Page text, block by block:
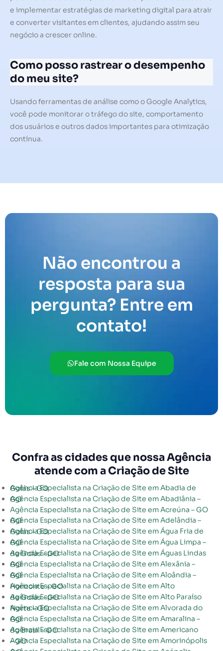
e implementar estratégias de marketing digital para atrair
e converter visitantes em clientes, ajudando assim seu
negócio a crescer online.
Como posso rastrear o desempenho
do meu site?
Usando ferramentas de análise como o Google Analytics,
você pode monitorar o tráfego do site, comportamento
dos usuários e outros dados importantes para otimização
contínua.
Não encontrou a
resposta para sua
pergunta? Entre em
contato!
Fale com Nossa Equipe
Confra as cidades que nossa Agência
atende com a Criação de Site
Agência Especialista na Criação de Site em Abadia de Goiás – GO
Agência Especialista na Criação de Site em Abadiânia – GO
Agência Especialista na Criação de Site em Acreúna – GO
Agência Especialista na Criação de Site em Adelândia – GO
Agência Especialista na Criação de Site em Água Fria de Goiás – GO
Agência Especialista na Criação de Site em Água Limpa – GO
Agência Especialista na Criação de Site em Águas Lindas de Goiás – GO
Agência Especialista na Criação de Site em Alexânia – GO
Agência Especialista na Criação de Site em Aloândia – GO
Agência Especialista na Criação de Site em Alto Horizonte – GO
Agência Especialista na Criação de Site em Alto Paraíso de Goiás – GO
Agência Especialista na Criação de Site em Alvorada do Norte – GO
Agência Especialista na Criação de Site em Amaralina – GO
Agência Especialista na Criação de Site em Americano do Brasil – GO
Agência Especialista na Criação de Site em Amorinópolis – GO